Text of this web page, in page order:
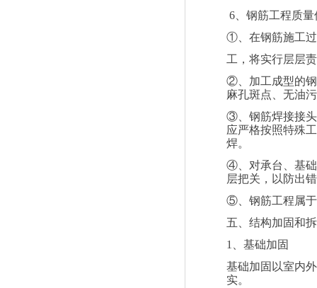
6 、钢筋工程质
①、在钢筋施工
工，将实行层层
②、加工成型的钢
麻孔斑点、无油
③、钢筋焊接接头
应严格按照特殊
焊。
④、对承台、基础
层把关，以防出
⑤、钢筋工程属于
五、结构加固和
1
、基础加固
基础加固以室内
实。